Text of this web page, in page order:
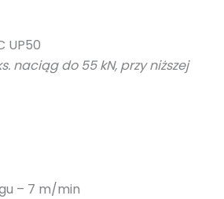
UP50
naciąg do 55 kN, przy niższej
– 7 m/min